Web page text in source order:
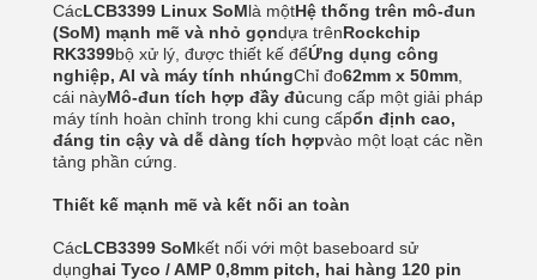
CácLCB3399 Linux SoMlà mộtHệ thống trên mô-đun
(SoM) mạnh mẽ và nhỏ gọndựa trênRockchip
RK3399bộ xử lý, được thiết kế đểỨng dụng công
nghiệp, AI và máy tính nhúngChỉ đo62mm x 50mm
cái nàyMô-đun tích hợp đầy đủcung cấp một giải pháp
máy tính hoàn chỉnh trong khi cung cấpổn định cao,
đáng tin cậy và dễ dàng tích hợpvào một loạt các nền
tảng phần cứng.
Thiết kế mạnh mẽ và kết nối an toàn
CácLCB3399 SoMkết nối với một baseboard sử
dụnghai Tyco / AMP 0,8mm pitch, hai hàng 120 pin